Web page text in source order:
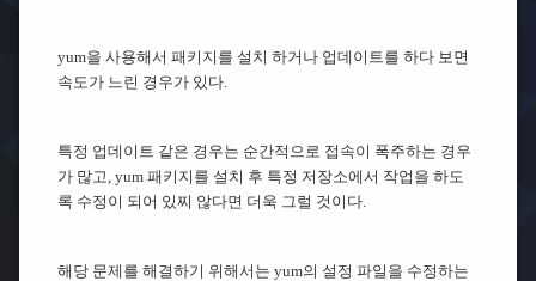
yum을 사용해서 패키지를 설치 하거나 업데이트를 하다 보면
속도가 느린 경우가 있다.
특정 업데이트 같은 경우는 순간적으로 접속이 폭주하는 경우
가 많고, yum 패키지를 설치 후 특정 저장소에서 작업을 하도
록 수정이 되어 있찌 않다면 더욱 그럴 것이다.
해당 문제를 해결하기 위해서는 yum의 설정 파일을 수정하는